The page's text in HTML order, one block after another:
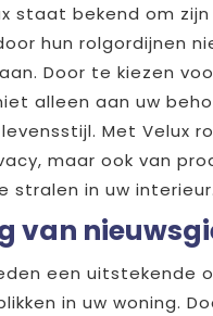
staat bekend om
hun rolgordijnen
Door te kiezen
alleen aan uw
Met Velux
maar ook van
stralen in uw interieur.
van
een uitstekende
in uw woning.